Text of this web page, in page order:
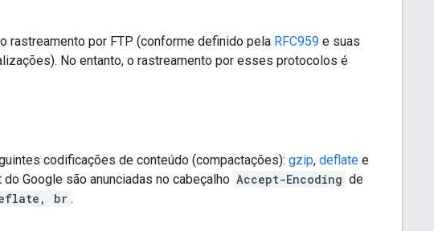
rastreamento por FTP (conforme definido pela RFC959 e suas
No entanto, o rastreamento por esses protocolos é
codificações de conteúdo (compactações): gzip, deflate e
Google são anunciadas no cabeçalho Accept-Encoding de
br .